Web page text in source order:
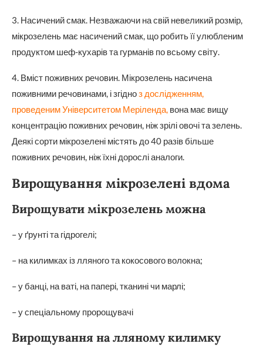
3. Насичений смак. Незважаючи на свій невеликий розмір,
мікрозелень має насичений смак, що робить її улюбленим
продуктом шеф-кухарів та гурманів по всьому світу.
4. Вміст поживних речовин. Мікрозелень насичена
поживними речовинами, і згідноз дослідженням,
проведеним Університетом Меріленда, вона має вищу
концентрацію поживних речовин, ніж зрілі овочі та зелень.
Деякі сорти мікрозелені містять до 40 разів більше
поживних речовин, ніж їхні дорослі аналоги.
Вирощування мікрозелені вдома
Вирощувати мікрозелень можна
– у ґрунті та гідрогелі;
– на килимках із лляного та кокосового волокна;
– у банці, на ваті, на папері, тканині чи марлі;
– у спеціальному пророщувачі
Вирощування на лляному килимку